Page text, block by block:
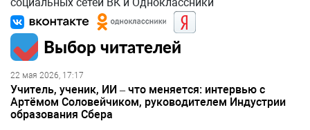
Выбор читателей
22 мая 2026, 17:17
Учитель, ученик, ИИ – что меняется: интервью с
Артёмом Соловейчиком, руководителем Индустрии
образования Сбера